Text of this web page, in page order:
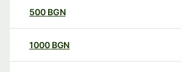
500 BGN
1000 BGN